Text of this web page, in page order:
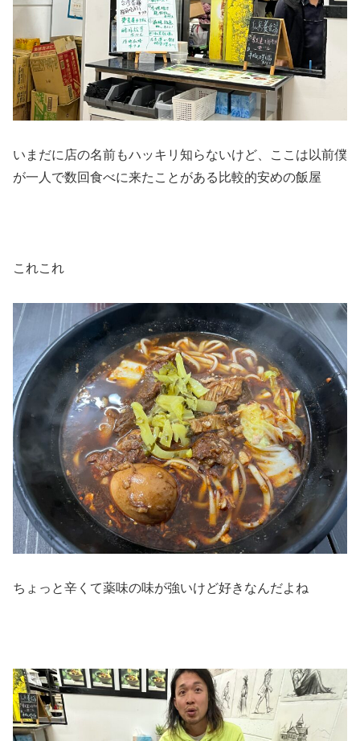
いまだに店の名前もハッキリ知らないけど、ここは以前僕
が一人で数回食べに来たことがある比較的安めの飯屋
これこれ
ちょっと辛くて薬味の味が強いけど好きなんだよね